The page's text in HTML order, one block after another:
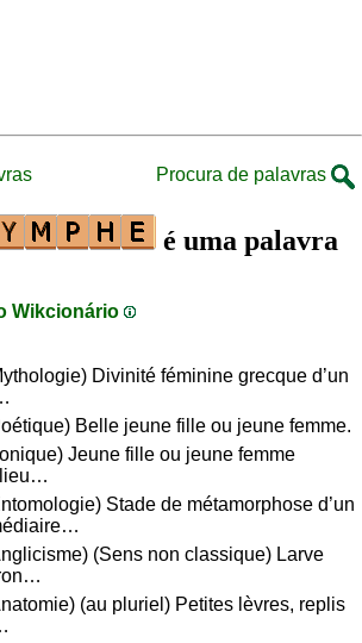
Procura de palavras
é uma palavra
Wikcionário
Divinité féminine grecque d’un
Belle jeune fille ou jeune femme.
Jeune fille ou jeune femme
lieu…
Stade de métamorphose d’un
(Sens non classique) Larve
(au pluriel) Petites lèvres, replis